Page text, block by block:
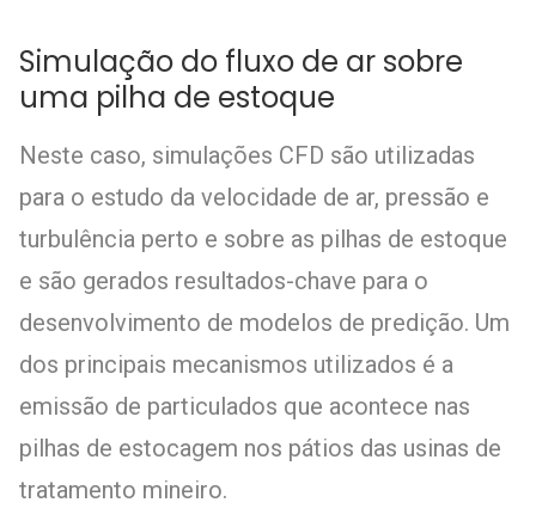
Simulação do fluxo de ar sobre
uma pilha de estoque
Neste caso, simulações CFD são utilizadas
para o estudo da velocidade de ar, pressão e
turbulência perto e sobre as pilhas de estoque
e são gerados resultados-chave para o
desenvolvimento de modelos de predição. Um
dos principais mecanismos utilizados é a
emissão de particulados que acontece nas
pilhas de estocagem nos pátios das usinas de
tratamento mineiro.